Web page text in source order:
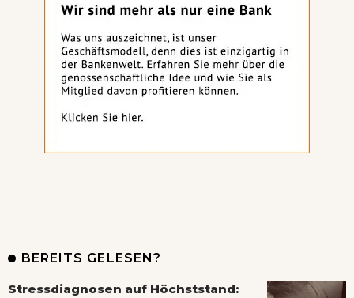
BEREITS GELESEN?
Stressdiagnosen auf Höchststand: